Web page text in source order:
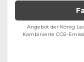
Angebot der König
Kombinierte CO2-